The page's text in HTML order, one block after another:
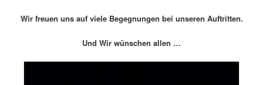
Wir freuen uns auf viele Begegnungen bei unseren Auftritten.
Und Wir wünschen allen …